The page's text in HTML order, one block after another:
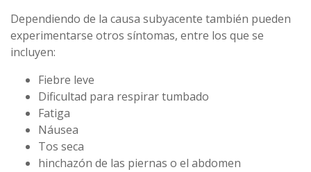
Dependiendo de la causa subyacente también pueden
experimentarse otros síntomas, entre los que se
incluyen:
Fiebre leve
Dificultad para respirar tumbado
Fatiga
Náusea
Tos seca
hinchazón de las piernas o el abdomen